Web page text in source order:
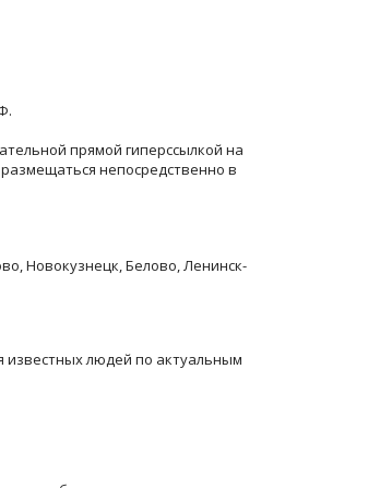
прямой гиперссылкой на
непосредственно в
Новокузнецк, Белово, Ленинск-
известных людей по актуальным